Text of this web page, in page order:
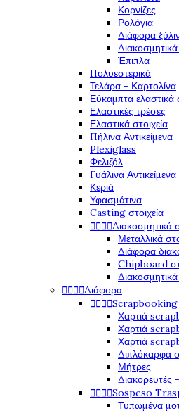
Κορνίζες
Ρολόγια
Διάφορα
Διακοσμητικά
Έπιπλα
Πολυεστερικά
Τελάρα - Καρτολίνα
Εύκαμπτα ελαστικά
Ελαστικές τρέσες
Ελαστικά στοιχεία
Πήλινα Αντικείμενα
Plexiglass
Φελιζόλ
Γυάλινα Αντικείμενα
Κεριά
Υφασμάτινα
Casting στοιχεία
Διακοσμητικά
Μεταλλικά
Διάφορα
Chipboard
Διάφορα
Scrapbooking
Χαρτιά
Χαρτιά
Χαρτιά
Διπλόκαρφα
Μήτρες
Διακορευτές
Sospeso
Τυπωμένα